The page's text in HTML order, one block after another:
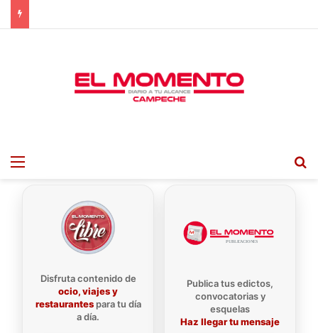
Menu
Disfruta contenido de
ocio, viajes y
restaurantespara tu día
a día.
Publica tus edictos,
convocatorias y
esquelas
Haz llegar tu mensaje